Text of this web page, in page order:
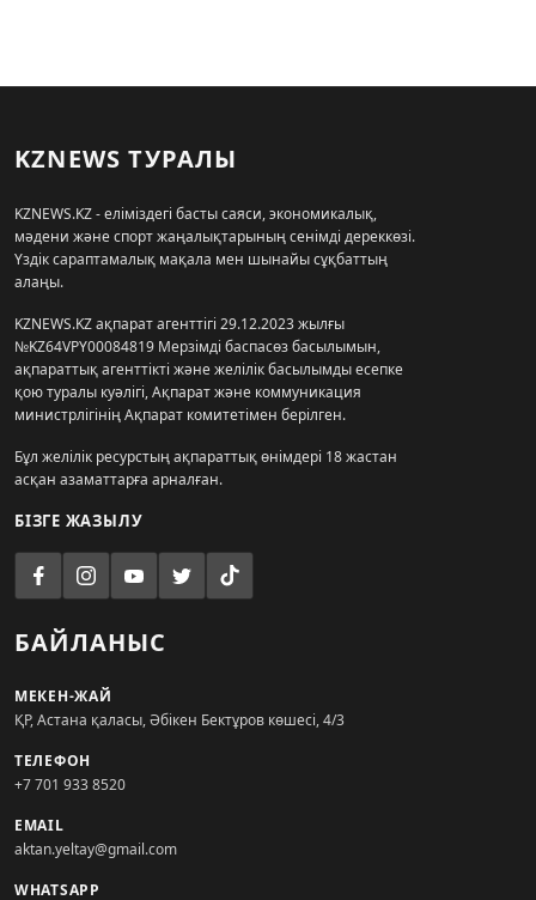
KZNEWS ТУРАЛЫ
KZNEWS.KZ - еліміздегі басты саяси, экономикалық,
мәдени және спорт жаңалықтарының сенімді дереккөзі.
Үздік сараптамалық мақала мен шынайы сұқбаттың
алаңы.
KZNEWS.KZ ақпарат агенттігі 29.12.2023 жылғы
№KZ64VPY00084819 Мерзімді баспасөз басылымын,
ақпараттық агенттікті және желілік басылымды есепке
қою туралы куәлігі, Ақпарат және коммуникация
министрлігінің Ақпарат комитетімен берілген.
Бұл желілік ресурстың ақпараттық өнімдері 18 жастан
асқан азаматтарға арналған.
БІЗГЕ ЖАЗЫЛУ
БАЙЛАНЫС
МЕКЕН-ЖАЙ
ҚР, Астана қаласы, Әбікен Бектұров көшесі, 4/3
ТЕЛЕФОН
+7 701 933 8520
EMAIL
aktan.yeltay@gmail.com
WHATSAPP